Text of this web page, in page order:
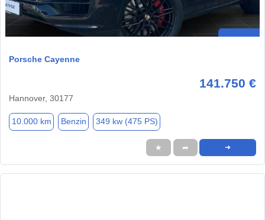
Porsche Cayenne
141.750 €
Hannover, 30177
10.000 km Benzin 349 kw (475 PS)
★ ➦ ➜